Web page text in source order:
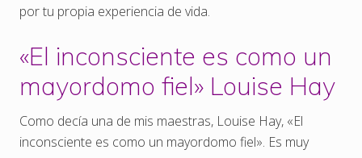
por tu propia experiencia de vida.
«El inconsciente es como un
mayordomo fiel» Louise Hay
Como decía una de mis maestras, Louise Hay, «El
inconsciente es como un mayordomo fiel». Es muy